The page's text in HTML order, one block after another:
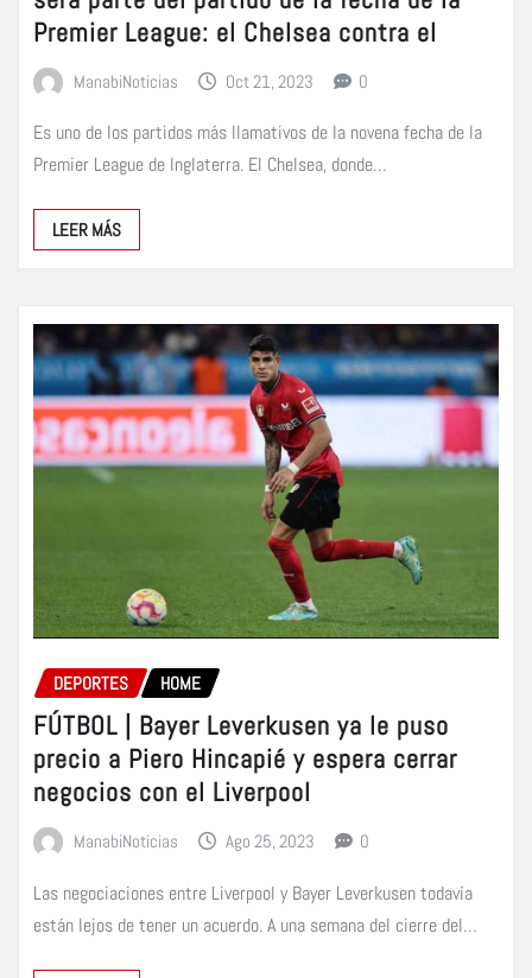
Premier League: el Chelsea contra el
ManabiNoticias Oct 21, 2023 0
Es uno de los partidos más llamativos de la novena fecha de la
Premier League de Inglaterra. El Chelsea, donde…
LEER MÁS
DEPORTES HOME
FÚTBOL | Bayer Leverkusen ya le puso
precio a Piero Hincapié y espera cerrar
negocios con el Liverpool
ManabiNoticias Ago 25, 2023 0
Las negociaciones entre Liverpool y Bayer Leverkusen todavía
están lejos de tener un acuerdo. A una semana del cierre del…